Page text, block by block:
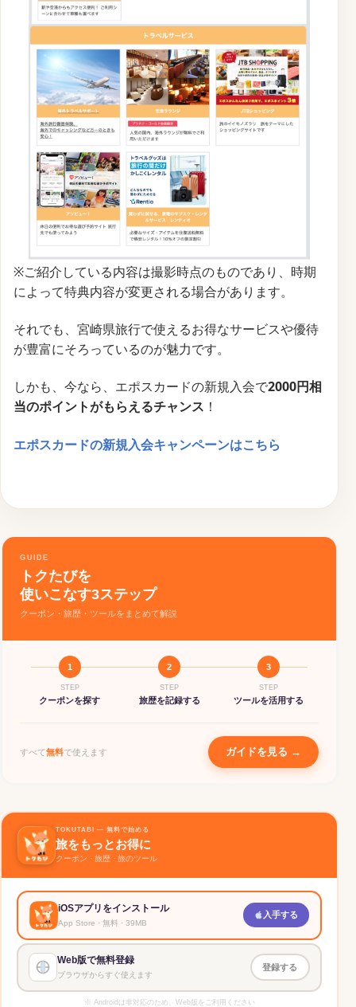
※ご紹介している内容は撮影時点のものであり、時期
によって特典内容が変更される場合があります。
それでも、宮崎県旅行で使えるお得なサービスや優待
が豊富にそろっているのが魅力です。
しかも、今なら、エポスカードの新規入会で2000円相
当のポイントがもらえるチャンス ！
エポスカードの新規入会キャンペーンはこちら
GUIDE
トクたびを
使いこなす3ステップ
クーポン・旅歴・ツールをまとめて解説
1
STEP
クーポンを探す
2
STEP
旅歴を記録する
3
STEP
ツールを活用する
すべて無料で使えます ガイドを見る →
TOKUTABI — 無料で始める
旅をもっとお得に
クーポン · 旅歴 · 旅のツール
iOSアプリをインストール
App Store · 無料 · 39MB
入手する
Web版で無料登録
ブラウザからすぐ使えます
登録する
※ Androidは非対応のため、Web版をご利用ください